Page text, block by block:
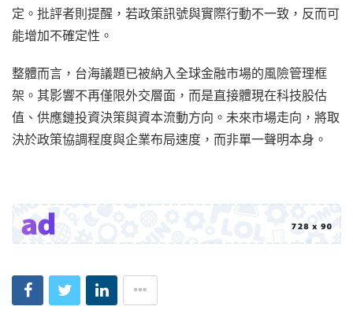
定。批評者則提醒，若政策訊號與實際行動不一致，反而可
能增加不確定性。
整體而言，台海議題已被納入全球金融市場的風險管理框
架。其影響不再僅限外交層面，而是直接體現在科技股估
值、供應鏈投資決策與資本流動方向。未來市場走向，將取
決於政策協調程度與企業布局速度，而非單一聲明本身。